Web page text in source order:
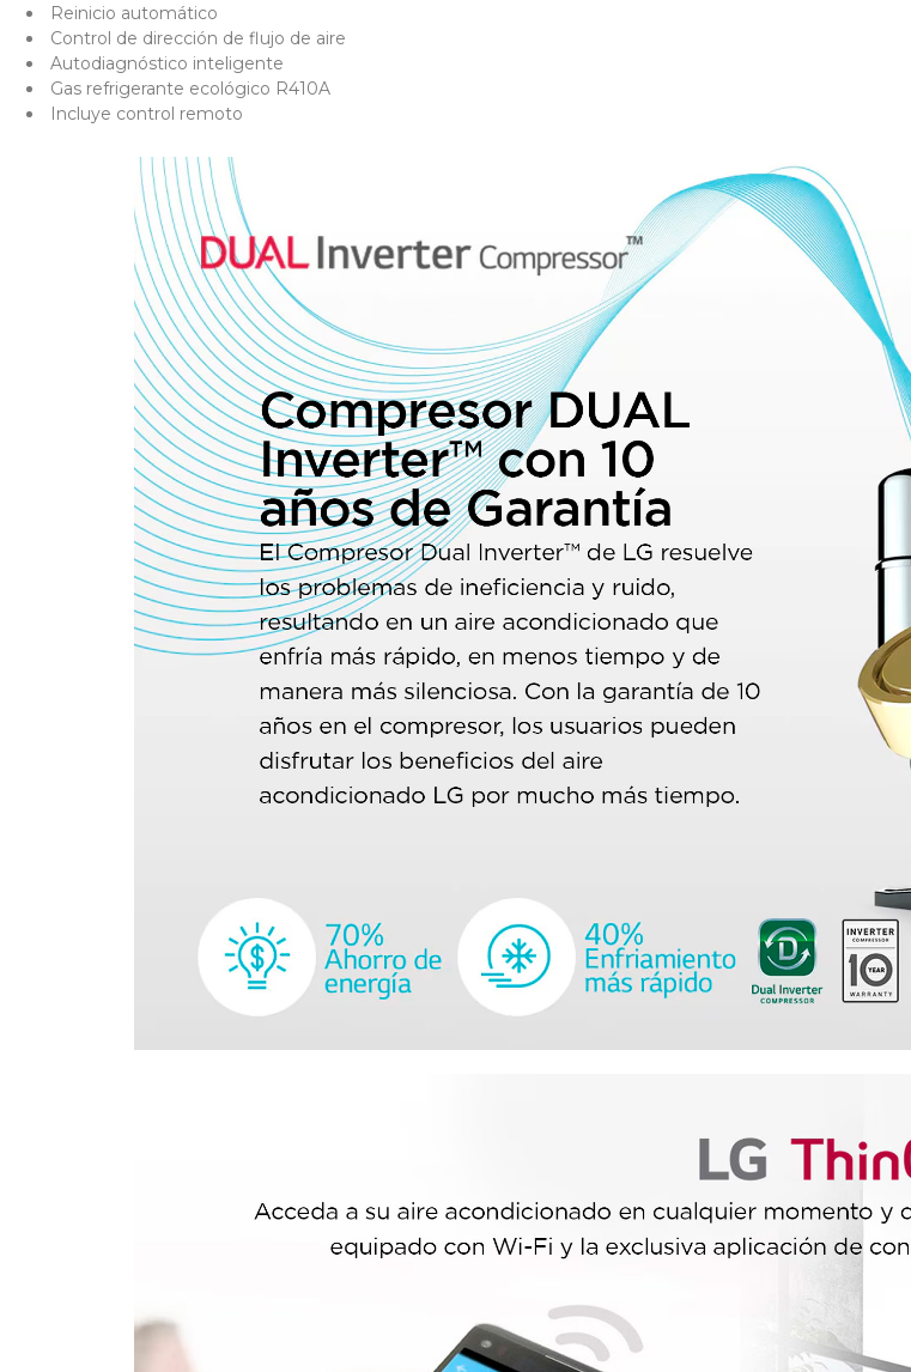
Reinicio automático
Control de dirección de flujo de aire
Autodiagnóstico inteligente
Gas refrigerante ecológico R410A
Incluye control remoto